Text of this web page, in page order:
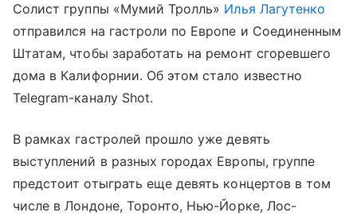
Солист группы «Мумий Тролль» Илья Лагутенко
отправился на гастроли по Европе и Соединенным
Штатам, чтобы заработать на ремонт сгоревшего
дома в Калифорнии. Об этом стало известно
Telegram-каналу Shot.
В рамках гастролей прошло уже девять
выступлений в разных городах Европы, группе
предстоит отыграть еще девять концертов в том
числе в Лондоне, Торонто, Нью-Йорке, Лос-